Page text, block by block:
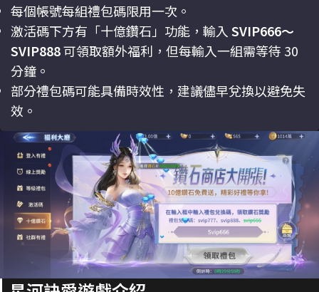
每個帳號每組禮包碼限用一次。
激活碼下方有「十億鑽石」功能，輸入 SVIP666～
SVIP888可領取額外福利，但每輸入一組需等待 30
分鐘。
部分禮包碼可能具備時效性，建議儘早兌換以避免失
效。